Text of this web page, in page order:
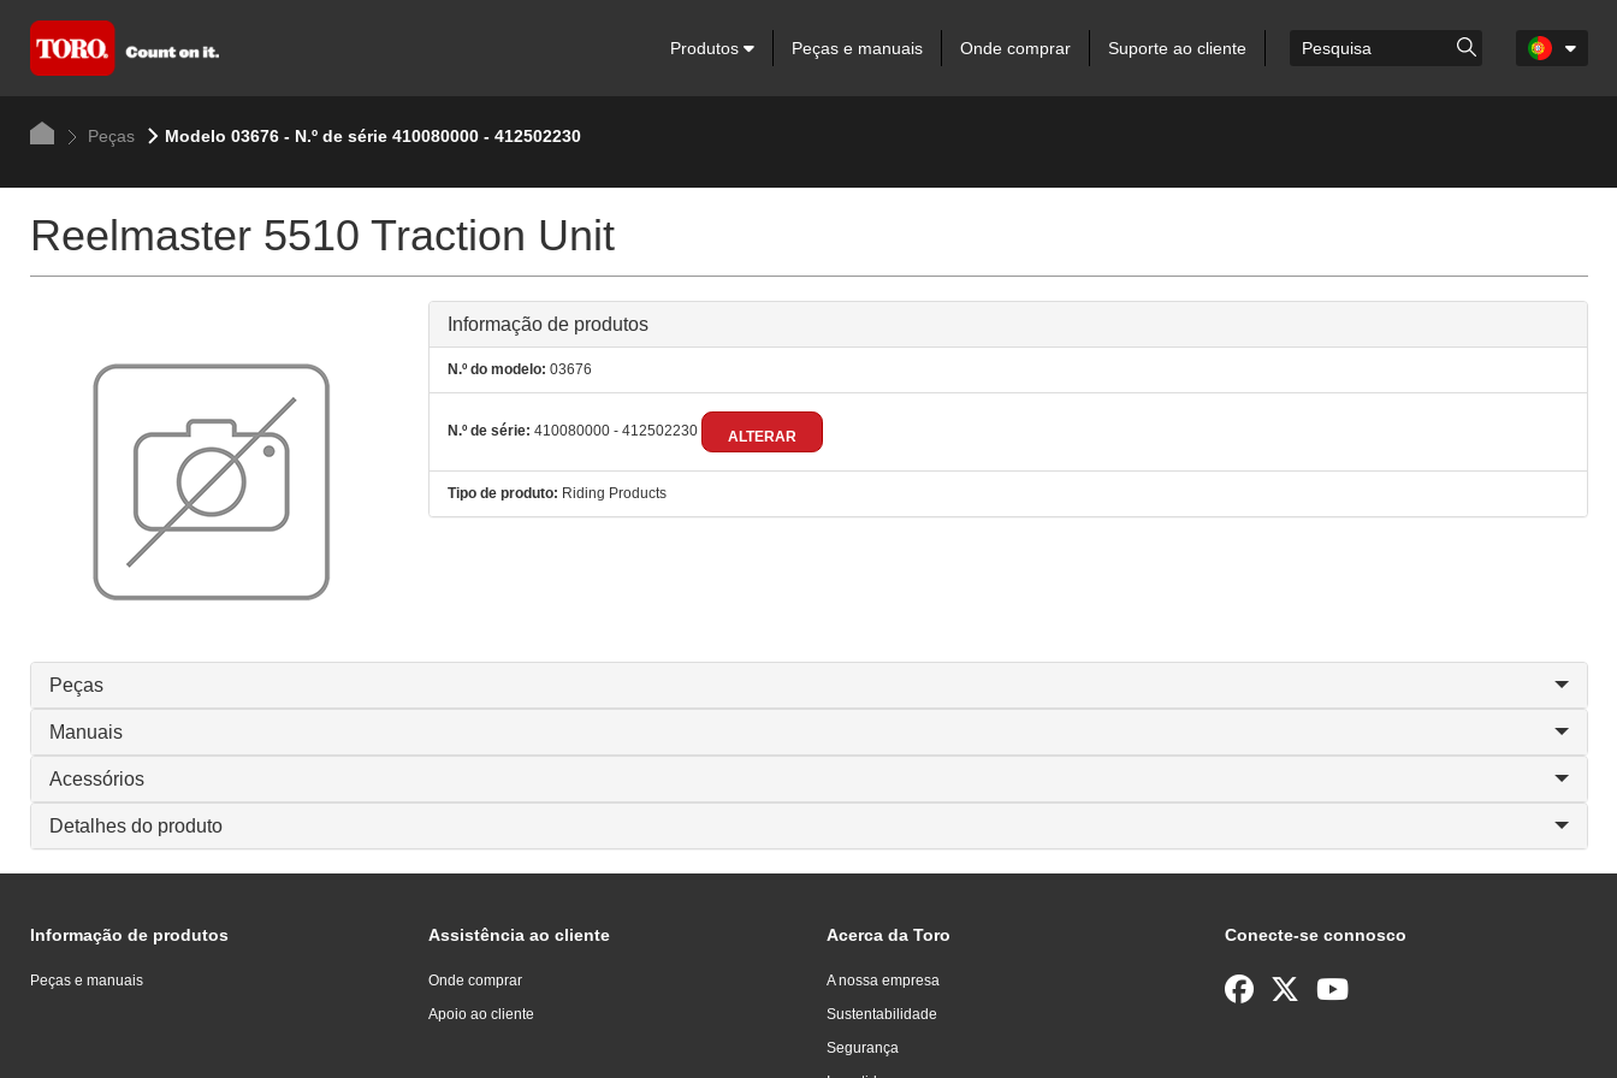
Produtos Peças e manuais Onde comprar Suporte ao cliente
Peças Modelo 03676 - N.º de série 410080000 - 412502230
Reelmaster 5510 Traction Unit
Informação de produtos
N.º do modelo: 03676
N.º de série: 410080000 - 412502230 ALTERAR
Tipo de produto: Riding Products
Peças
Manuais
Acessórios
Detalhes do produto
Informação de produtos
Peças e manuais
Assistência ao cliente
Onde comprar
Apoio ao cliente
Acerca da Toro
A nossa empresa
Sustentabilidade
Segurança
Conecte-se connosco